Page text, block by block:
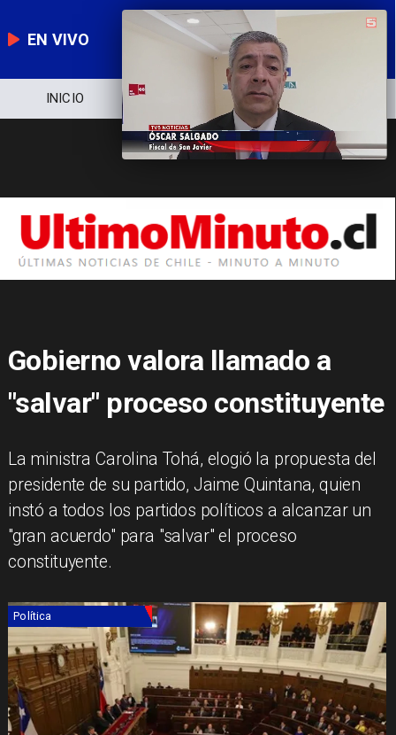
EN VIVO
NOTICIERO
Gobierno valora llamado a
"salvar" proceso constituyente
La ministra Carolina Tohá, elogió la propuesta del
presidente de su partido, Jaime Quintana, quien
instó a todos los partidos políticos a alcanzar un
"gran acuerdo" para "salvar" el proceso
constituyente.
Política